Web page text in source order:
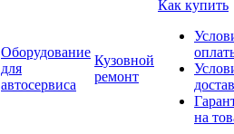
Оборудование
для
автосервиса
Кузовной
ремонт
Как купить
на